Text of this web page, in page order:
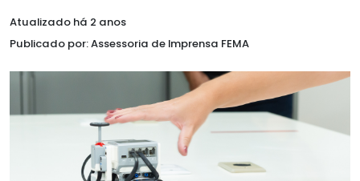
Atualizado há 2 anos
Publicado por: Assessoria de Imprensa FEMA